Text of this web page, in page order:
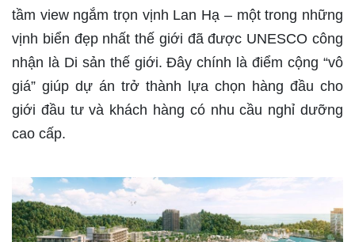
tầm view ngắm trọn vịnh Lan Hạ – một trong những
vịnh biển đẹp nhất thế giới đã được UNESCO công
nhận là Di sản thế giới. Đây chính là điểm cộng “vô
giá” giúp dự án trở thành lựa chọn hàng đầu cho
giới đầu tư và khách hàng có nhu cầu nghỉ dưỡng
cao cấp.